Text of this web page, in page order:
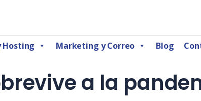
Hosting Marketing y Correo Blog
a la